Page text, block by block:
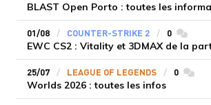
01/08 COUNTER-STRIKE 2 0
EWC CS2 : Vitality et 3DMAX de la
25/07 LEAGUE OF LEGENDS 0
Worlds 2026 : toutes les infos